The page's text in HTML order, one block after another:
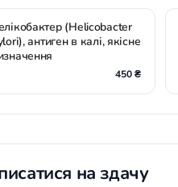
(Helicobacter
антиген в калі, якісне
450 ₴
на здачу